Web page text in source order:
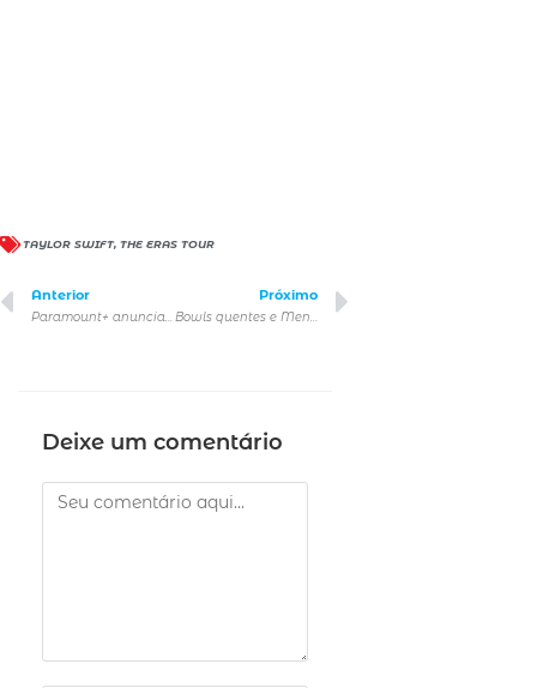
TAYLOR SWIFT, THE ERAS TOUR
Anterior Próximo
Deixe um comentário